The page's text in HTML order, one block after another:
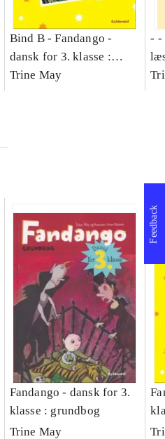
Bind B -Fandango -
dansk for 3. klasse :
grundbog -- Arbejdsbog.
Trine May
- -
-
Fandango - dansk for 3.
klasse : grundbog
Trine May
Feedback